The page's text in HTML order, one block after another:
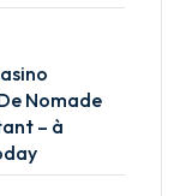
Nomade
– à